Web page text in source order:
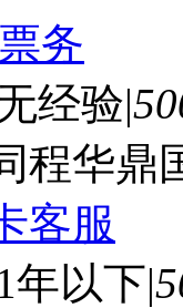
务
经验|
程华鼎
客服
年以下|